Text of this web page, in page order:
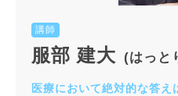
講師
服部 建大 (はっと
医療において絶対的な答え